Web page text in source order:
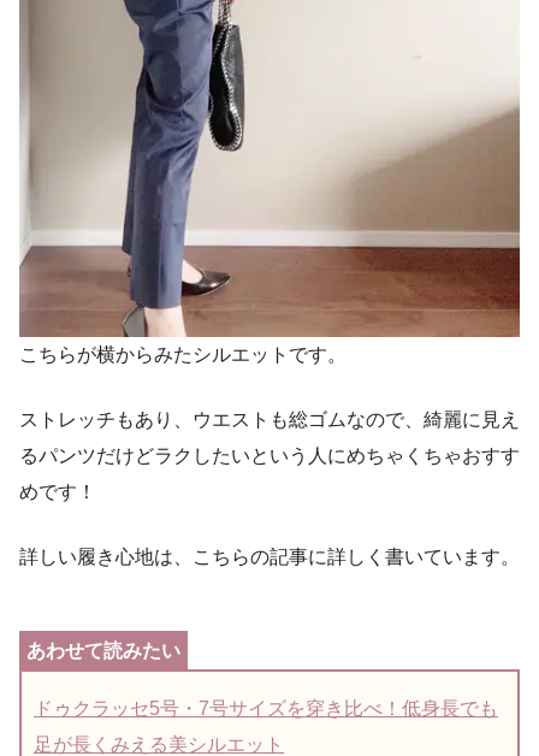
こちらが横からみたシルエットです。
ストレッチもあり、ウエストも総ゴムなので、綺麗に見え
るパンツだけどラクしたいという人にめちゃくちゃおすす
めです！
詳しい履き心地は、こちらの記事に詳しく書いています。
ドゥクラッセ5号・7号サイズを穿き比べ！低身長でも
足が長くみえる美シルエット